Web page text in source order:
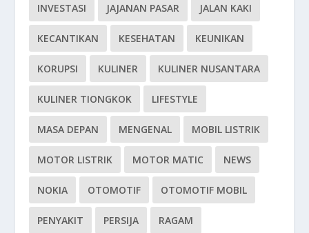
INVESTASI JAJANAN PASAR JALAN KAKI
KECANTIKAN KESEHATAN KEUNIKAN
KORUPSI KULINER KULINER NUSANTARA
KULINER TIONGKOK LIFESTYLE
MASA DEPAN MENGENAL MOBIL LISTRIK
MOTOR LISTRIK MOTOR MATIC NEWS
NOKIA OTOMOTIF OTOMOTIF MOBIL
PENYAKIT PERSIJA RAGAM